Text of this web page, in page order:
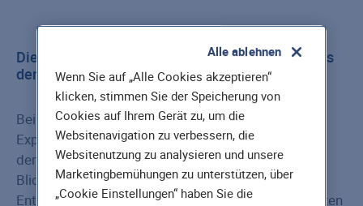
Die Podiumsdiskussion: Insiderwissen direkt aus
den Fachabteilungen
Bei der Podiumsdiskussion gewährten unsere
Experten der Antrags- und Leistungsprüfung sowie
dem Produktmanagement den Teilnehmern einen
Blick hinter die Kulissen der Prozess und
Entscheidungen der Hannoversche. Zusätzlich hatten
Wenn Sie auf „Alle Cookies akzeptieren“
klicken, stimmen Sie der Speicherung von
Cookies auf Ihrem Gerät zu, um die
Websitenavigation zu verbessern, die
Websitenutzung zu analysieren und unsere
Marketingbemühungen zu unterstützen, über
„Cookie Einstellungen“ haben Sie die
Alle ablehnen